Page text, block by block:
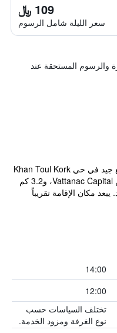
109 ﷼
سعر الليلة شامل الرسوم
والرسوم المستحقة عند
يتمتع مكان إقامة "Midland Hotel" بموقع جيد في حي Khan Toul Kork
في بنوم بنه حيث يبعد مسافة 3.2 كم عن Vattanac Capital، و3.2 كم
يبعد مكان الإقامة تقريباً
14:00
12:00
تختلف السياسات حسب
نوع الغرفة ومزود الخدمة.